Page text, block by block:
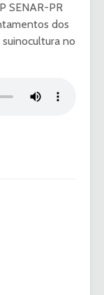
SENAR-PR
dos
no